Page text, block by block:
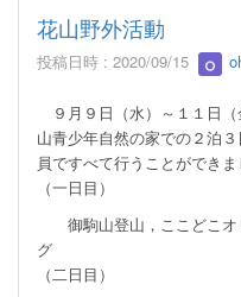
花山野外活動
投稿日時 : 2020/09/15
９月９日（水）～１１日
山青少年自然の家での２泊
員ですべて行うことができま
（一日目）
御駒山登山，ここどこオ
グ
（二日目）